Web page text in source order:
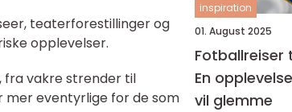
teaterforestillinger og
opplevelser.
fra vakre strender til
mer eventyrlige for de som
inspiration
01. August 2025
Fotballreiser
En
vil glemme